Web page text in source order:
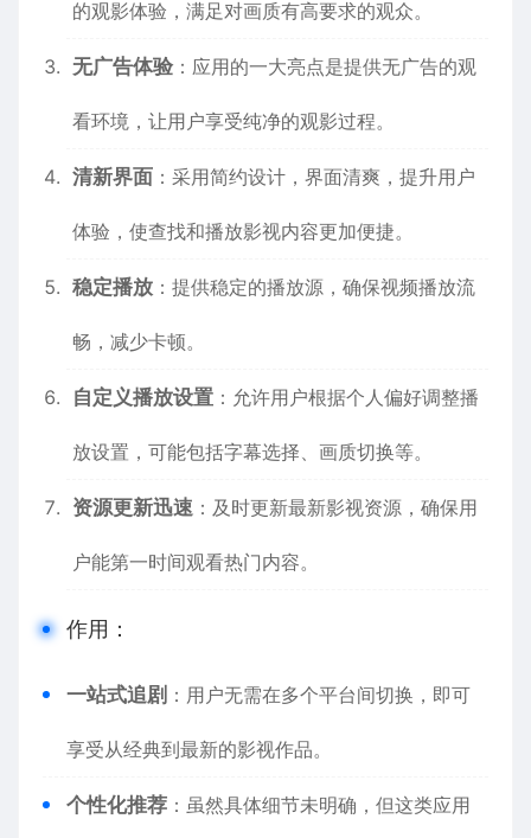
的观影体验，满足对画质有高要求的观众。
无广告体验：应用的一大亮点是提供无广告的观
看环境，让用户享受纯净的观影过程。
清新界面 ：采用简约设计，界面清爽，提升用户
体验，使查找和播放影视内容更加便捷。
稳定播放 ：提供稳定的播放源，确保视频播放流
畅，减少卡顿。
自定义播放设置 ：允许用户根据个人偏好调整播
放设置，可能包括字幕选择、画质切换等。
资源更新迅速 ：及时更新最新影视资源，确保用
户能第一时间观看热门内容。
作用：
一站式追剧 ：用户无需在多个平台间切换，即可
享受从经典到最新的影视作品。
个性化推荐 ：虽然具体细节未明确，但这类应用